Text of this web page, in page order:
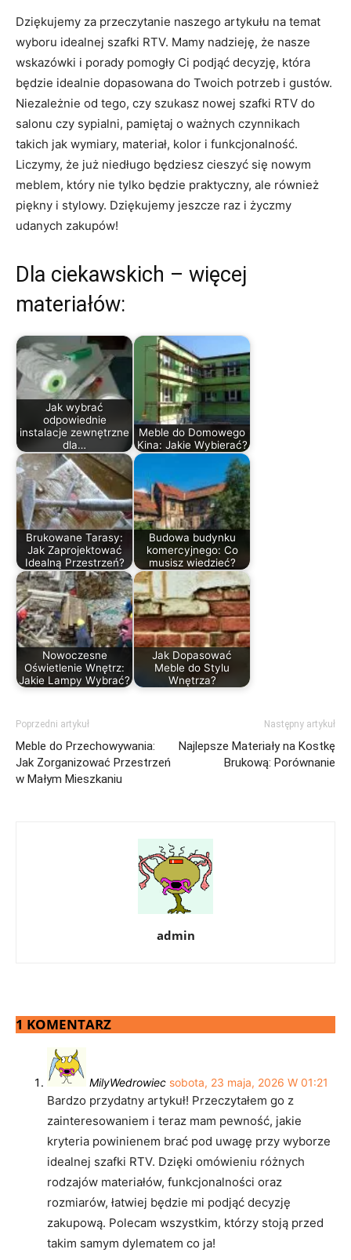
Dziękujemy za przeczytanie​ naszego artykułu na temat
wyboru ⁢idealnej szafki RTV. Mamy ⁣nadzieję, że nasze
wskazówki⁣ i‌ porady pomogły Ci podjąć decyzję,‍ która
będzie⁢ idealnie dopasowana‍ do ‍Twoich potrzeb ⁤i‌ gustów.
‌Niezależnie‍ od tego, czy szukasz ⁢nowej szafki RTV⁢ do
salonu czy‍ sypialni, pamiętaj o ważnych czynnikach
takich ‌jak wymiary, materiał, kolor i funkcjonalność.
Liczymy, że już niedługo będziesz cieszyć się nowym
‍meblem, który⁢ nie tylko będzie praktyczny,‍ ale​ również‍
piękny i stylowy. ​Dziękujemy jeszcze raz i życzmy
udanych zakupów!
Dla ciekawskich – więcej
materiałów:
Jak wybrać
odpowiednie
instalacje zewnętrzne
dla…
Meble do Domowego
Kina: Jakie Wybierać?
Brukowane Tarasy:
Jak Zaprojektować
Idealną Przestrzeń?
Budowa budynku
komercyjnego: Co
musisz wiedzieć?
Nowoczesne
Oświetlenie Wnętrz:
Jakie Lampy Wybrać?
Jak Dopasować
Meble do Stylu
Wnętrza?
Poprzedni artykuł
Meble do Przechowywania:
Jak Zorganizować Przestrzeń
w Małym Mieszkaniu
Następny artykuł
Najlepsze Materiały na Kostkę
Brukową: Porównanie
admin
1 KOMENTARZ
MilyWedrowiec sobota, 23 maja, 2026 W 01:21
Bardzo przydatny artykuł! Przeczytałem go z
zainteresowaniem i teraz mam pewność, jakie
kryteria powinienem brać pod uwagę przy wyborze
idealnej szafki RTV. Dzięki omówieniu różnych
rodzajów materiałów, funkcjonalności oraz
rozmiarów, łatwiej będzie mi podjąć decyzję
zakupową. Polecam wszystkim, którzy stoją przed
takim samym dylematem co ja!